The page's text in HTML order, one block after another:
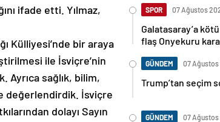
ifade etti. Yılmaz,
Külliyesi’nde bir araya
ile İsviçre’nin
Ayrıca sağlık, bilim,
değerlendirdik. İsviçre
dolayı Sayın
SPOR 07 Ağustos
Galatasaray’a
flaş Onyekuru
GÜNDEM 07
Trump’tan seçim
GÜNDEM 07